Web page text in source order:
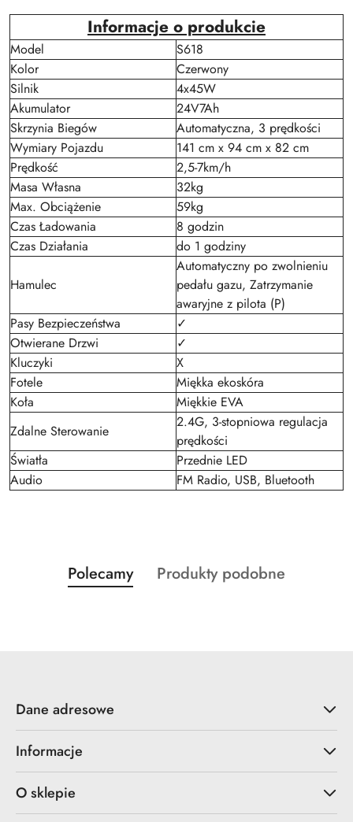
Informacje o produkcie
Model
S618
Kolor
Czerwony
Silnik
4x45W
Akumulator
24V7Ah
Skrzynia Biegów
Automatyczna, 3 prędkości
Wymiary Pojazdu
141 cm x 94 cm x 82 cm
Prędkość
2,5-7km/h
Masa Własna
32kg
Max. Obciążenie
59kg
Czas Ładowania
8 godzin
Czas Działania
do 1 godziny
Hamulec
Automatyczny po zwolnieniu
pedału gazu, Zatrzymanie
awaryjne z pilota (P)
Pasy Bezpieczeństwa
✓
Otwierane Drzwi
✓
Kluczyki
X
Fotele
Miękka ekoskóra
Koła
Miękkie EVA
Zdalne Sterowanie
2.4G, 3-stopniowa regulacja
prędkości
Światła
Przednie LED
Audio
FM Radio, USB, Bluetooth
Pomiń karuzelę produktów
Produkty
o
Polecamy
Produkty
Produkty podobne
Dane adresowe
Informacje
O sklepie